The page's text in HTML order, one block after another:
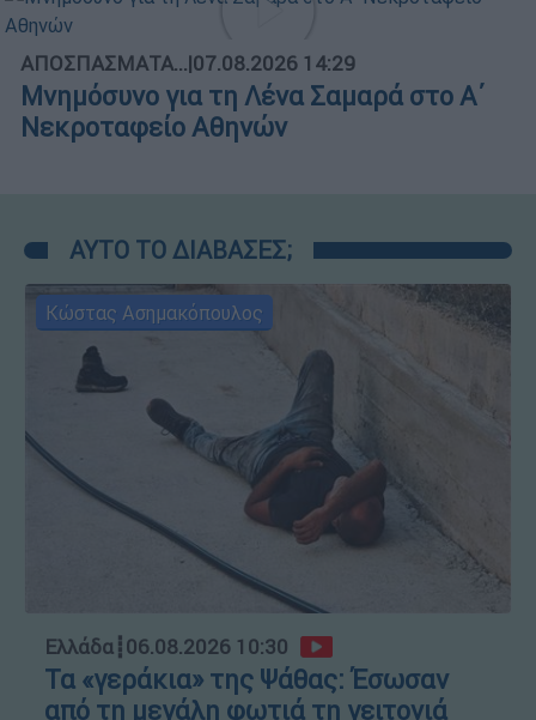
ΑΠΟΣΠΑΣΜΑΤΑ...|07.08.2026 14:29
Μνημόσυνο για τη Λένα Σαμαρά στο Α΄
Νεκροταφείο Αθηνών
ΑΥΤΟ ΤΟ ΔΙΑΒΑΣΕΣ;
Κώστας Ασημακόπουλος
Ελλάδα┋06.08.2026 10:30
Τα «γεράκια» της Ψάθας: Έσωσαν
από τη μεγάλη φωτιά τη γειτονιά